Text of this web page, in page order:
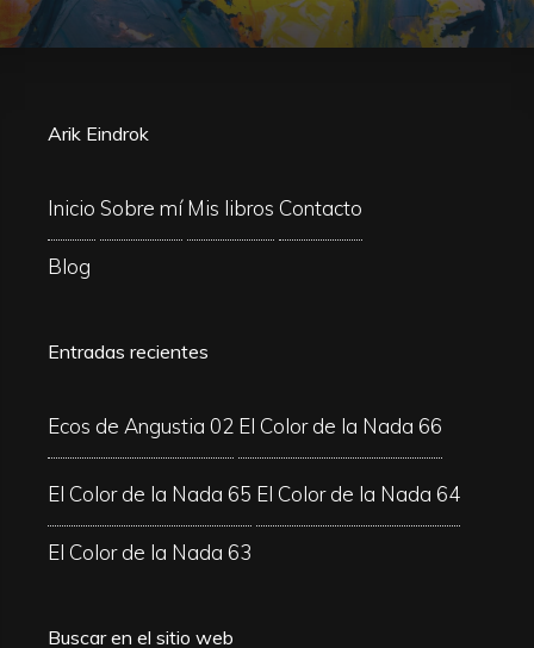
Arik Eindrok
Inicio Sobre mí Mis libros Contacto
Blog
Entradas recientes
Ecos de Angustia 02 El Color de la Nada 66
El Color de la Nada 65 El Color de la Nada 64
El Color de la Nada 63
Buscar en el sitio web